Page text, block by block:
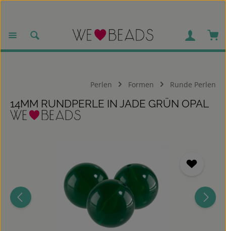
Perlen Formen Runde Perlen
14MM RUNDPERLE IN JADE GRÜN OPAL